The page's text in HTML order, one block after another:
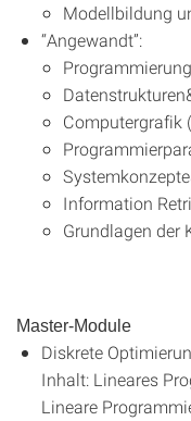
Modellbildung
“Angewandt”:
Computergrafik
Information
Grundlagen der
Master-Module
Diskrete
Inhalt: Lineares
Lineare